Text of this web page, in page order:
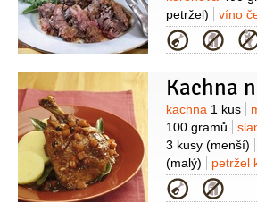
petržel)
víno
(suché)
ocet2
2 kusy
slanina
3 lžíce
Kachna
Suroviny
kachna 1 kus
100 gramů
3 kusy (menší)
(malý)
petržel
(malá)
cibule
hladká50
Kategorie